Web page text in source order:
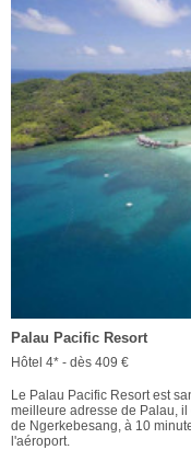
Palau Pacific Resort
Hôtel 4* - dès 409 €
Le Palau Pacific Resort est
meilleure adresse de Palau, il
de Ngerkebesang, à 10
l'aéroport.